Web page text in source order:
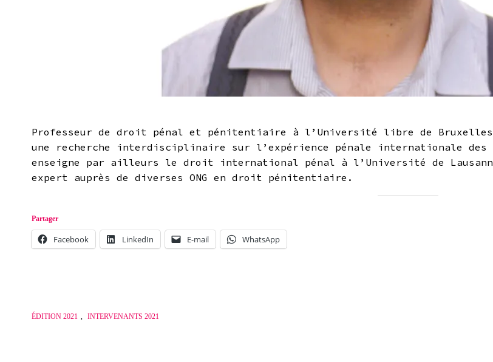
Professeur de droit pénal et pénitentiaire à l’Université libre de
une recherche interdisciplinaire sur l’expérience pénale internationale
enseigne par ailleurs le droit international pénal à l’Université de
expert auprès de diverses ONG en droit pénitentiaire.
Partager
Facebook LinkedIn E-mail WhatsApp
ÉDITION 2021 , INTERVENANTS 2021